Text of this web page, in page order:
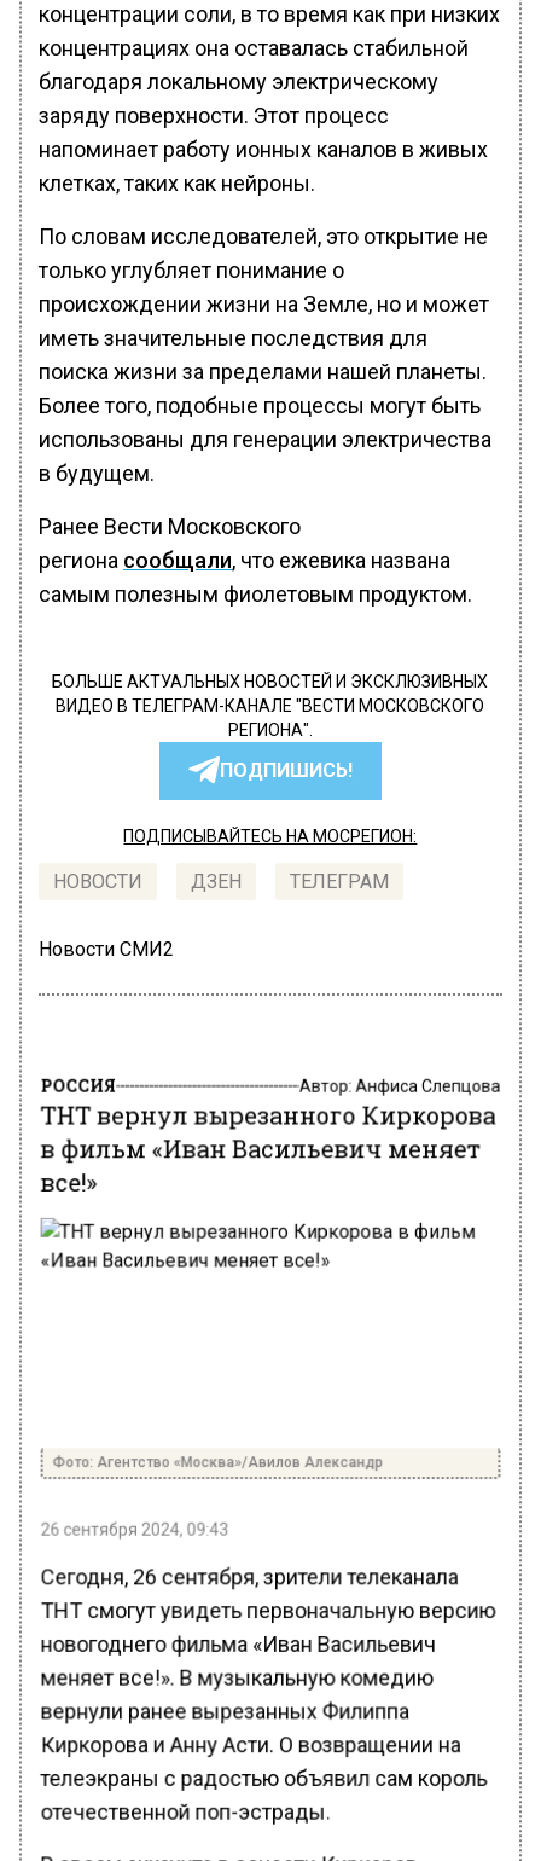
концентрации соли, в то время как при низких
концентрациях она оставалась стабильной
благодаря локальному электрическому
заряду поверхности. Этот процесс
напоминает работу ионных каналов в живых
клетках, таких как нейроны.
По словам исследователей, это открытие не
только углубляет понимание о
происхождении жизни на Земле, но и может
иметь значительные последствия для
поиска жизни за пределами нашей планеты.
Более того, подобные процессы могут быть
использованы для генерации электричества
в будущем.
Ранее Вести Московского
региона сообщали, что ежевика названа
самым полезным фиолетовым продуктом.
БОЛЬШЕ АКТУАЛЬНЫХ НОВОСТЕЙ И ЭКСКЛЮЗИВНЫХ
ВИДЕО В ТЕЛЕГРАМ-КАНАЛЕ "ВЕСТИ МОСКОВСКОГО
РЕГИОНА".
ПОДПИШИСЬ!
ПОДПИСЫВАЙТЕСЬ НА МОСРЕГИОН:
НОВОСТИ ДЗЕН ТЕЛЕГРАМ
Новости СМИ2
РОССИЯ Автор: Анфиса Слепцова
ТНТ вернул вырезанного Киркорова
в фильм «Иван Васильевич меняет
все!»
Фото: Агентство «Москва»/Авилов Александр
26 сентября 2024, 09:43
Сегодня, 26 сентября, зрители телеканала
ТНТ смогут увидеть первоначальную версию
новогоднего фильма «Иван Васильевич
меняет все!». В музыкальную комедию
вернули ранее вырезанных Филиппа
Киркорова и Анну Асти. О возвращении на
телеэкраны с радостью объявил сам король
отечественной поп-эстрады.